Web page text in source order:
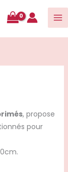
, propose
pour